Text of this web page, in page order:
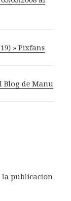
» Pixfans
Blog de Manu
la publicacion